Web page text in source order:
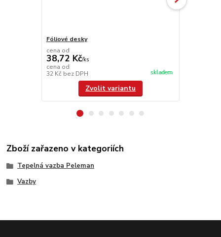
Fóliové desky
cena od
38,72 Kč/ks
cena od
32 Kč bez DPH skladem
Zvolit variantu
Zboží zařazeno v kategoriích
Tepelná vazba Peleman
Vazby